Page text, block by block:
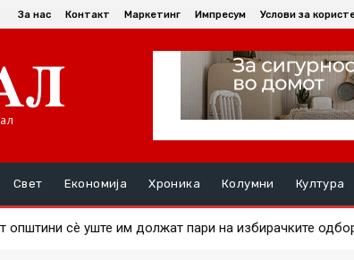
За нас Контакт Маркетинг Импресум Услови за
Свет Економија Хроника Колумни Култура
на цената на златото